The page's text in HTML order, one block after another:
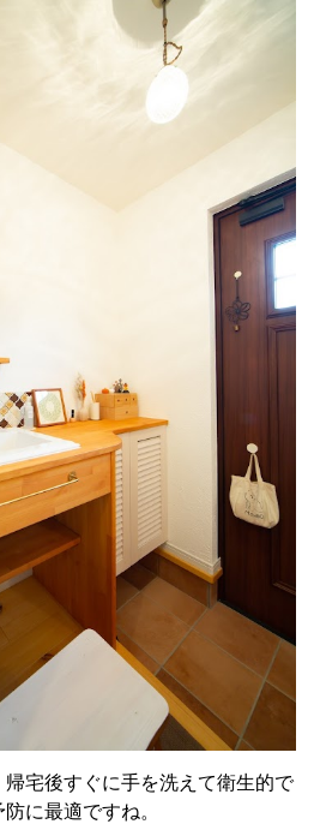
宅後すぐに手を洗えて衛生的で
に最適ですね。